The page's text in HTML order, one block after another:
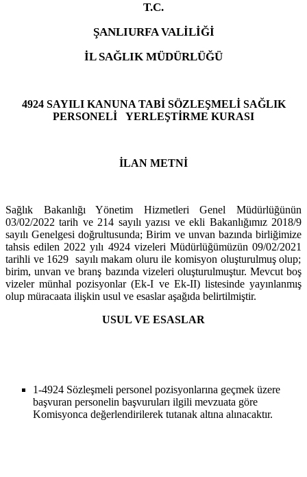
T.C.
ŞANLIURFA VALİLİĞİ
İL SAĞLIK MÜDÜRLÜĞÜ
4924 SAYILI KANUNA TABİ SÖZLEŞMELİ SAĞLIK
PERSONELİ YERLEŞTİRME KURASI
İLAN METNİ
Sağlık Bakanlığı Yönetim Hizmetleri Genel Müdürlüğünün
03/02/2022 tarih ve 214 sayılı yazısı ve ekli Bakanlığımız 2018/9
sayılı Genelgesi doğrultusunda; Birim ve unvan bazında birliğimize
tahsis edilen 2022 yılı 4924 vizeleri Müdürlüğümüzün 09/02/2021
tarihli ve 1629 sayılı makam oluru ile komisyon oluşturulmuş olup;
birim, unvan ve branş bazında vizeleri oluşturulmuştur. Mevcut boş
vizeler münhal pozisyonlar (Ek-I ve Ek-II) listesinde yayınlanmış
olup müracaata ilişkin usul ve esaslar aşağıda belirtilmiştir.
USUL VE ESASLAR
1-4924 Sözleşmeli personel pozisyonlarına geçmek üzere
başvuran personelin başvuruları ilgili mevzuata göre
Komisyonca değerlendirilerek tutanak altına alınacaktır.